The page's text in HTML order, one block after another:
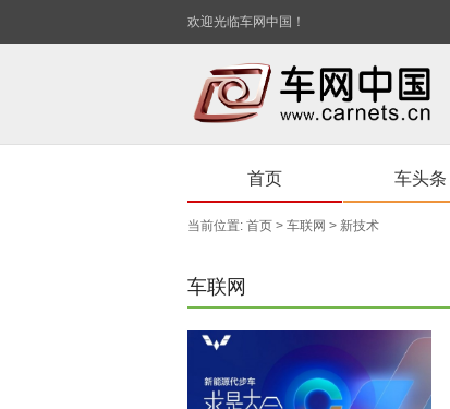
欢迎光临车网中国！
首页 车头条
当前位置: 首页 > 车联网 > 新技术
车联网